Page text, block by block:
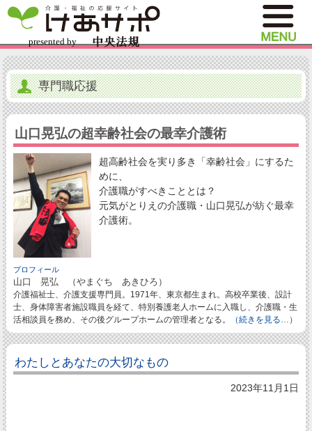
専門職応援
山口晃弘の超幸齢社会の最幸介護術
超高齢社会を実り多き「幸齢社会」にするた
めに、
介護職がすべきこととは？
元気がとりえの介護職・山口晃弘が紡ぐ最幸
介護術。
プロフィール
山口 晃弘 （やまぐち あきひろ）
介護福祉士、介護支援専門員。1971年、東京都生まれ。高校卒業後、設計
士、身体障害者施設職員を経て、特別養護老人ホームに入職し、介護職・生
活相談員を務め、その後グループホームの管理者となる。
（続きを見る…）
わたしとあなたの大切なもの
2023年11月1日